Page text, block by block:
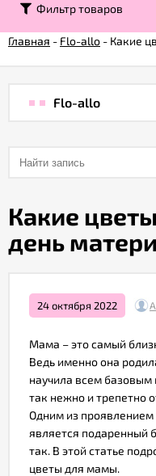
Контакты
Как
оформить
заказ
Вопрос-
оферта
Политика
конфиденциальности
Фильтр товаров
Главная - Flo-allo - Какие
Какие
день матери
24 октября 2022
Мама – это самый
Ведь именно она
научила всем
так нежно и трепетно
Одним из проявлением
является подаренный
так. В этой статье
цветы для мамы.
Flo-allo